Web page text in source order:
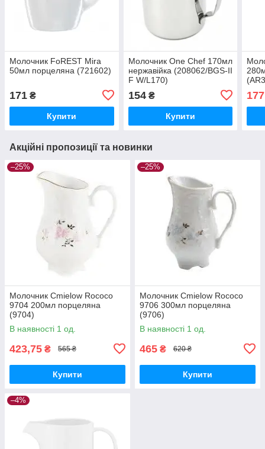
Молочник FoREST Mira
50мл порцеляна (721602)
171 ₴
Купити
Молочник One Chef 170мл
нержавійка (208062/BGS-II
F W/L170)
154₴
Купити
Акційні пропозиції та новинки
–25%
Молочник Cmielow Rococo
9704 200мл порцеляна
(9704)
В наявності 1 од.
423,75 ₴ 565 ₴
Купити
–25%
Молочник Cmielow Rococo
9706 300мл порцеляна
(9706)
В наявності 1 од.
465 ₴ 620 ₴
Купити
–4%